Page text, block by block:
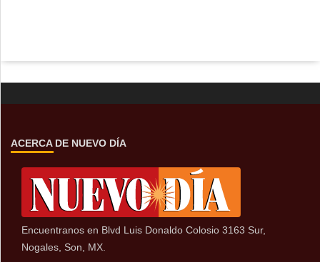
ACERCA DE NUEVO DÍA
Encuentranos en Blvd Luis Donaldo Colosio 3163 Sur,
Nogales, Son, MX.